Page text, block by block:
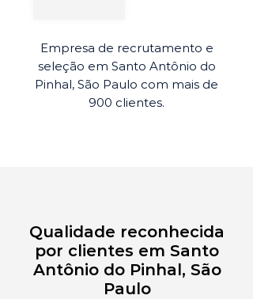
Empresa de recrutamento e
seleção em Santo Antônio do
Pinhal, São Paulo com mais de
900 clientes.
Qualidade reconhecida
por clientes em Santo
Antônio do Pinhal, São
Paulo